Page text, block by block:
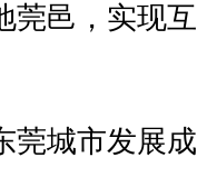
莞邑，实现
城市发展